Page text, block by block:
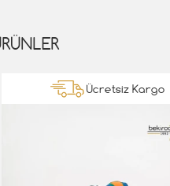
Ücretsiz Kargo